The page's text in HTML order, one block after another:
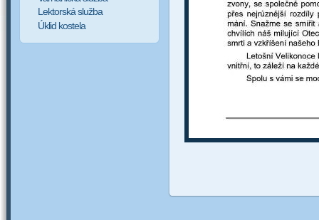
Lektorská služba
Úklid kostela